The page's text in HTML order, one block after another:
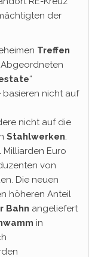
der
Treffen
“
nicht auf
nicht auf die
Stahlwerken.
Milliarden Euro
von
Die neuen
höheren Anteil
Bahn angeliefert
in